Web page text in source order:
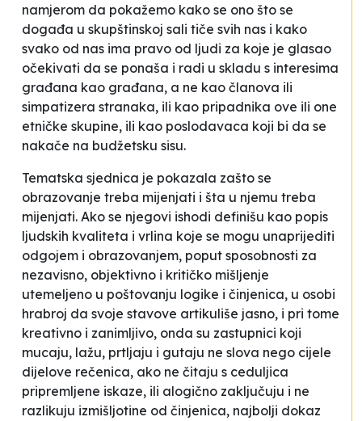
namjerom da pokažemo kako se ono što se
događa u skupštinskoj sali tiče svih nas i kako
svako od nas ima pravo od ljudi za koje je glasao
očekivati da se ponaša i radi u skladu s interesima
građana kao građana, a ne kao članova ili
simpatizera stranaka, ili kao pripadnika ove ili one
etničke skupine, ili kao poslodavaca koji bi da se
nakače na budžetsku sisu.
Tematska sjednica je pokazala zašto se
obrazovanje treba mijenjati i šta u njemu treba
mijenjati. Ako se njegovi ishodi definišu kao popis
ljudskih kvaliteta i vrlina koje se mogu unaprijediti
odgojem i obrazovanjem, poput sposobnosti za
nezavisno, objektivno i kritičko mišljenje
utemeljeno u poštovanju logike i činjenica, u osobi
hrabroj da svoje stavove artikuliše jasno, i pri tome
kreativno i zanimljivo, onda su zastupnici koji
mucaju, lažu, prtljaju i gutaju ne slova nego cijele
dijelove rečenica, ako ne čitaju s ceduljica
pripremljene iskaze, ili alogično zaključuju i ne
razlikuju izmišljotine od činjenica, najbolji dokaz